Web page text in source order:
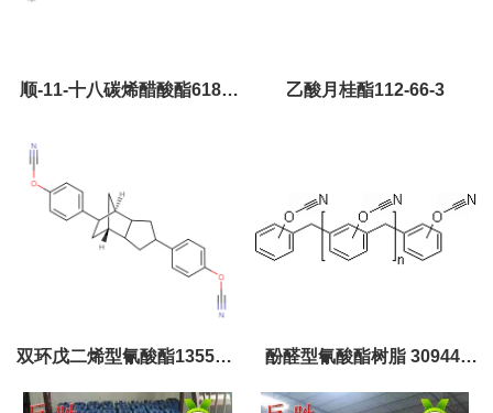
顺-11-十八碳烯醋酸酯6186- 乙酸月桂酯112-66-3
双环戊二烯型氰酸酯135507-
71-0
酚醛型氰酸酯树脂 30944-
92-4